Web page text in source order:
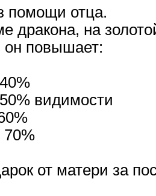
помощи отца.
дракона, на
он повышает:
видимости
70%
от матери за